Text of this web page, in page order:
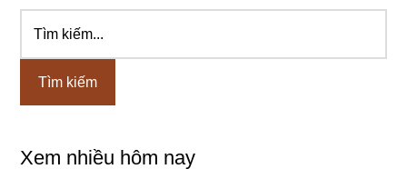
Sidebar
chính
kiếm...
Xem nhiều hôm nay